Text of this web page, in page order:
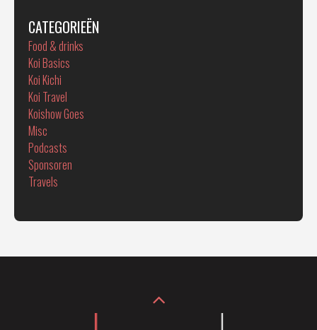
CATEGORIEËN
Food & drinks
Koi Basics
Koi Kichi
Koi Travel
Koishow Goes
Misc
Podcasts
Sponsoren
Travels